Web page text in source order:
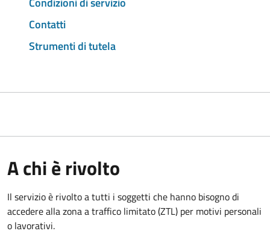
Contatti
Strumenti di tutela
A chi è rivolto
Il servizio è rivolto a tutti i soggetti che hanno bisogno di
accedere alla zona a traffico limitato (ZTL) per motivi personali
o lavorativi.